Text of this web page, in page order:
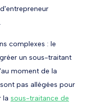
complexes : le
un sous-traitant
moment de la
pas allégées pour
la sous-traitance de